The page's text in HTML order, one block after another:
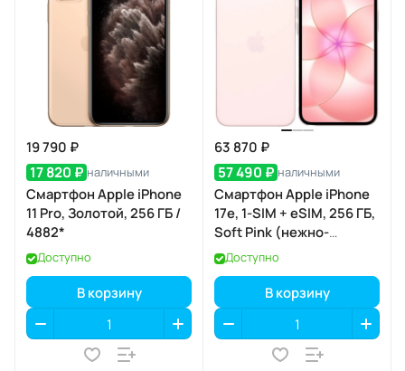
19 790 ₽
17 820 ₽ наличными
Смартфон Apple iPhone
11 Pro, Золотой, 256 ГБ /
4882*
Доступно
В корзину
63 870 ₽
57 490 ₽ наличными
Смартфон Apple iPhone
17e, 1-SIM + eSIM, 256 ГБ,
Soft Pink (нежно-
розовый)
Доступно
В корзину